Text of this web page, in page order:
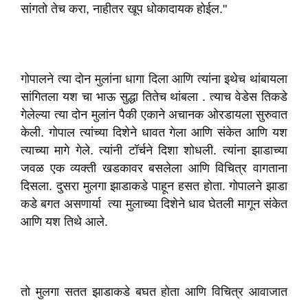
सांगतो तेच करा, नाहीतर खूप धोकादायक होईल."
गोपालने त्या दोन मुलांना धागा दिला आणि त्यांना इथेच थांबायला
सांगितला यश चा भाऊ सुद्धा तितेच थांबला . त्याच वेडेस तिकडे
गेलेल्या त्या दोन मुलांन पैकी एकाने अचानक ओरडायला सुरुवात
केली. गोपाल त्यांच्या दिशेने धावत गेला आणि संकेत आणि यश
त्याच्या मागे गेले. त्यांनी टॉर्चने दिशा शोधली. त्यांना झाडाच्या
जवळ एक व्यक्ती खडकावर बसलेला आणि विचित्र वागताना
दिसला. दुसरा मुलगा झाडाकडे पाहून हसत होता. गोपालने झाडा
कडे बगत असणार्या त्या मुलाच्या दिशेने धाव घेतली मागून संकेत
आणि यश तिथे आले.
तो मुलगा सतत झाडाकडे बघत होता आणि विचित्र आवाजात